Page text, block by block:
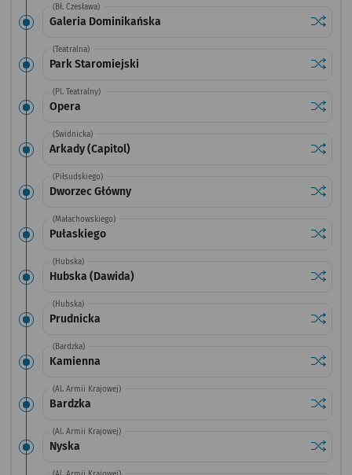
(Bł. Czesława)
Galeria Dominikańska
(Teatralna)
Park Staromiejski
(Pl. Teatralny)
Opera
(Świdnicka)
Arkady (Capitol)
(Piłsudskiego)
Dworzec Główny
(Małachowskiego)
Pułaskiego
(Hubska)
Hubska (Dawida)
(Hubska)
Prudnicka
(Bardzka)
Kamienna
(Al. Armii Krajowej)
Bardzka
(Al. Armii Krajowej)
Nyska